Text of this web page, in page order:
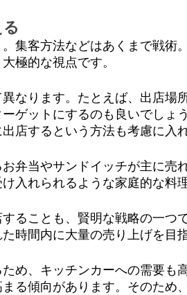
集客方法などはあくまで戦術
極的な視点です。
なります。たとえば、出店場
ゲットにするのも良いでしょ
店するという方法も考慮に入
弁当やサンドイッチが主に売
入れられるような家庭的な料
ることも、賢明な戦略の一つ
時間内に大量の売り上げを目
め、キッチンカーへの需要も
る傾向があります。そのため